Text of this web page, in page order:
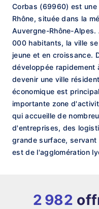
Corbas (69960) est
Rhône, située dans la
Auvergne-Rhône-Alpes.
000 habitants, la ville
jeune et en croissance.
développée rapidement
devenir une ville
économique est
importante zone
qui accueille de
d'entreprises, des
grande surface,
est de l'agglomération
2 982